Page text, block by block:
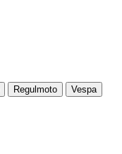
Regulmoto
Vespa